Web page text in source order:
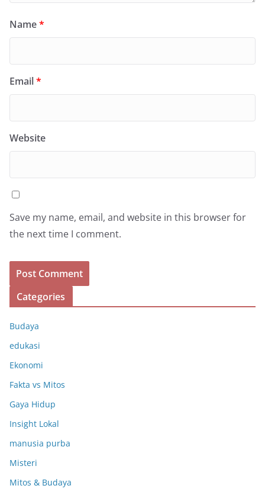
Name*
Email*
Website
Save my name, email, and website in this browser for
the next time I comment.
Categories
Budaya
edukasi
Ekonomi
Fakta vs Mitos
Gaya Hidup
Insight Lokal
manusia purba
Misteri
Mitos & Budaya